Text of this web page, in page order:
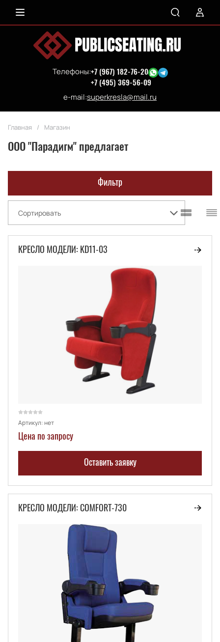
e-mail:superkresla@mail.ru
Телефоны:+7 (967) 182-76-20
+7 (495) 369-56-09
Главная / Магазин
ООО "Парадигм" предлагает
Фильтр
Сортировать
Цена - возрастание
КРЕСЛО МОДЕЛИ: KD11-03
Артикул:нет
Цена по запросу
Оставить заявку
КРЕСЛО МОДЕЛИ: COMFORT-730